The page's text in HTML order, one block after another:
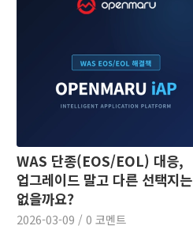
WAS 단종(EOS/EOL) 대응,
업그레이드 말고 다른 선택지는
없을까요?
2026-03-09 / 0 코멘트